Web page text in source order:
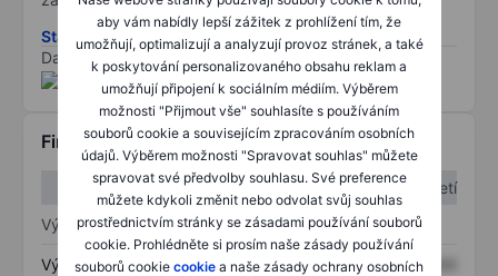
aby vám nabídly lepší zážitek z prohlížení tím, že
umožňují, optimalizují a analyzují provoz stránek, a také
k poskytování personalizovaného obsahu reklam a
umožňují připojení k sociálním médiím. Výběrem
možnosti "Přijmout vše" souhlasíte s používáním
souborů cookie a souvisejícím zpracováním osobních
údajů. Výběrem možnosti "Spravovat souhlas" můžete
spravovat své předvolby souhlasu. Své preference
můžete kdykoli změnit nebo odvolat svůj souhlas
prostřednictvím stránky se zásadami používání souborů
cookie. Prohlédněte si prosím naše zásady používání
souborů cookie cookie a naše zásady ochrany osobních
Stáhněte si metodiku rizik ESG
Data poskytnuta od
Finanční informace
1. čtvrtletí
2. čtvrtletí
Výkaz zisku a ztráty
Výnos XXXXXXX XXXXXXX